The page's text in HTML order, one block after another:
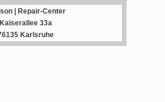
| Repair-Center
Kaiserallee 33a
Karlsruhe